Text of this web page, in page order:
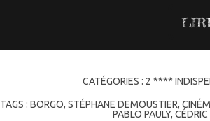
CATÉGORIES : 2 ****
TAGS :BORGO,STÉPHANE DEMOUSTIER,
PABLO PAULY,